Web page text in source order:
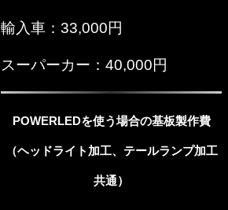
輸入車：33,000円
スーパーカー：40,000円
POWERLEDを使う場合の基板製作費
（ヘッドライト加工、テールランプ加工
共通）